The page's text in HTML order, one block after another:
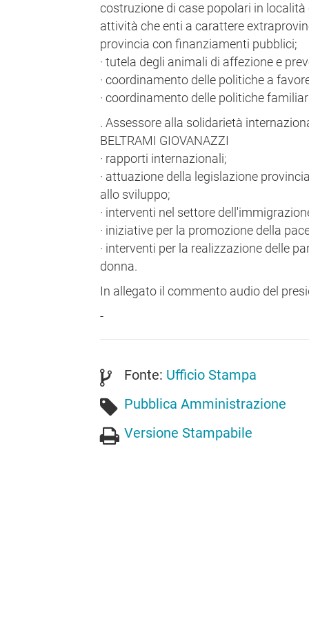
costruzione di case popolari in
attività che enti a carattere
provincia con finanziamenti pubblici;
· tutela degli animali di affezione e
· coordinamento delle politiche a
· coordinamento delle politiche
. Assessore alla solidarietà
BELTRAMI GIOVANAZZI
· rapporti internazionali;
· attuazione della legislazione
allo sviluppo;
· interventi nel settore
· iniziative per la promozione della
· interventi per la realizzazione delle
donna.
In allegato il commento audio del
-
Fonte: Ufficio Stampa
Pubblica Amministrazione
Versione Stampabile